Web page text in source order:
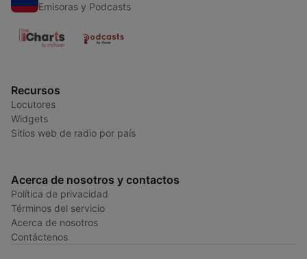
Emisoras y Podcasts
Recursos
Locutores
Widgets
Sitios web de radio por país
Acerca de nosotros y contactos
Política de privacidad
Términos del servicio
Acerca de nosotros
Contáctenos